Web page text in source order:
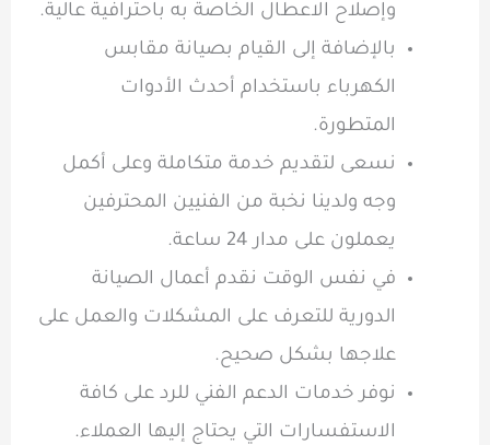
وإصلاح الاعطال الخاصة به باحترافية عالية.
بالإضافة إلى القيام بصيانة مقابس
الكهرباء باستخدام أحدث الأدوات
المتطورة.
نسعى لتقديم خدمة متكاملة وعلى أكمل
وجه ولدينا نخبة من الفنيين المحترفين
يعملون على مدار 24 ساعة.
في نفس الوقت نقدم أعمال الصيانة
الدورية للتعرف على المشكلات والعمل على
علاجها بشكل صحيح.
نوفر خدمات الدعم الفني للرد على كافة
الاستفسارات التي يحتاج إليها العملاء.